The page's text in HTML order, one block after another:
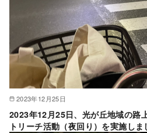
2023年12月25日
2023年12月25日、光が丘地域の路
トリーチ活動（夜回り）を実施しま